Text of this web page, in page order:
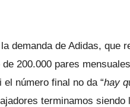
demanda de Adidas, que
200.000 pares
número final no da “hay
terminamos